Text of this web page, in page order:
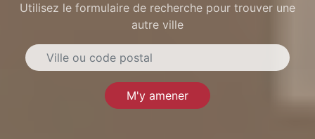
Utilisez le formulaire de recherche pour trouver une
autre ville
M'y amener